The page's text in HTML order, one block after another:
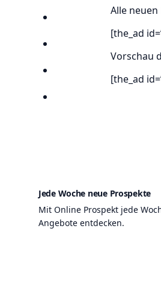
Lieblingsprospekte
Alle
[the_ad
Vorschau
[the_ad
Jede Woche neue Prospekte
Mit Online Prospekt jede
Angebote entdecken.